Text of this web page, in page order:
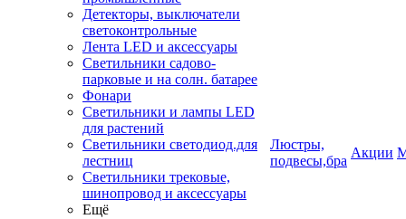
Детекторы, выключатели
светоконтрольные
Лента LED и аксессуары
Светильники садово-
парковые и на солн. батарее
Фонари
Светильники и лампы LED
для растений
Светильники светодиод.для
лестниц
Светильники трековые,
шинопровод и аксессуары
Ещё
Люстры,
подвесы,бра
Акции